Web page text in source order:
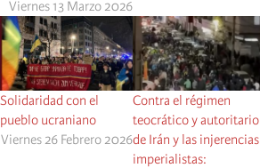
Viernes 13 Marzo 2026
Solidaridad con el
pueblo ucraniano
Viernes 26 Febrero 2026
Contra el régimen
teocrático y autoritario
de Irán y las injerencias
imperialistas: